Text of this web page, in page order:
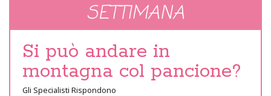
SETTIMANA
Si può andare in
montagna col pancione?
Gli Specialisti Rispondono